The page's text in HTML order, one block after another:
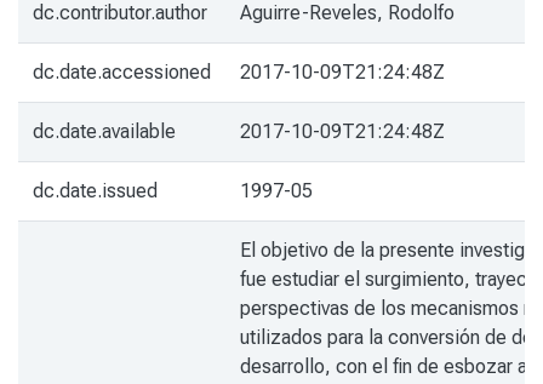
dc.contributor.author Aguirre-Reveles, Rodolfo
dc.date.accessioned 2017-10-09T21:24:48Z
dc.date.available 2017-10-09T21:24:48Z
dc.date.issued 1997-05
El objetivo de la presente
fue estudiar el surgimiento,
perspectivas de los mecanismos
utilizados para la conversión de
desarrollo, con el fin de esbozar